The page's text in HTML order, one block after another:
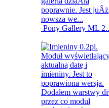
Pony Gallery ML